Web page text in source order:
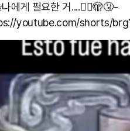
에게 필요한 거....😶‍🌫️🫣🤧-
youtube.com/shorts/